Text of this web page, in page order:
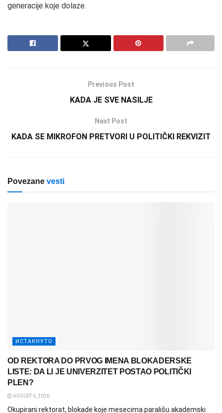
generacije koje dolaze.
Previous Post
KADA JE SVE NASILJE
Next Post
KADA SE MIKROFON PRETVORI U POLITIČKI REKVIZIT
Povezane vesti
ИСТАКНУТО
OD REKTORA DO PRVOG IMENA BLOKADERSKE
LISTE: DA LI JE UNIVERZITET POSTAO POLITIČKI
PLEN?
AVGUST 6, 2026
Okupirani rektorat, blokade koje mesecima parališu akademski